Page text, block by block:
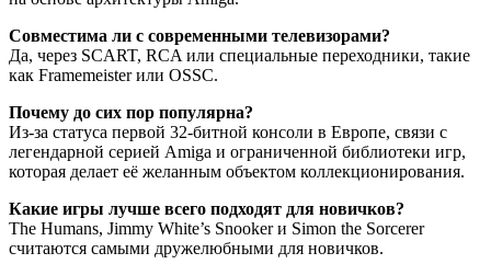
Совместима ли с современными телевизорами?
Да, через SCART, RCA или специальные переходники, такие
как Framemeister или OSSC.
Почему до сих пор популярна?
Из-за статуса первой 32-битной консоли в Европе, связи с
легендарной серией Amiga и ограниченной библиотеки игр,
которая делает её желанным объектом коллекционирования.
Какие игры лучше всего подходят для новичков?
The Humans, Jimmy White’s Snooker и Simon the Sorcerer
считаются самыми дружелюбными для новичков.